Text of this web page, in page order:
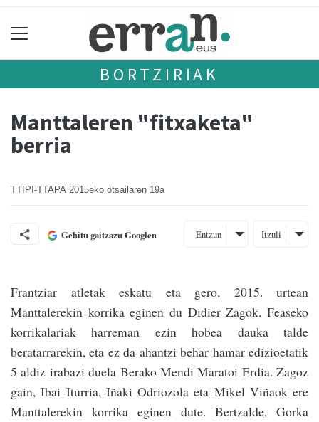
BORTZIRIAK
Manttaleren "fitxaketa"
berria
TTIPI-TTAPA 2015eko otsailaren 19a
Gehitu gaitzazu Googlen Entzun Itzuli
Frantziar atletak eskatu eta gero, 2015. urtean
Manttalerekin korrika eginen du Didier Zagok. Feaseko
korrikalariak harreman ezin hobea dauka talde
beratarrarekin, eta ez da ahantzi behar hamar edizioetatik
5 aldiz irabazi duela Berako Mendi Maratoi Erdia. Zagoz
gain, Ibai Iturria, Iñaki Odriozola eta Mikel Viñaok ere
Manttalerekin korrika eginen dute. Bertzalde, Gorka